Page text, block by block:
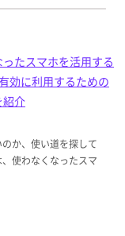
たスマホを活用する
効に利用するための
紹介
か、使い道を探して
使わなくなったスマ